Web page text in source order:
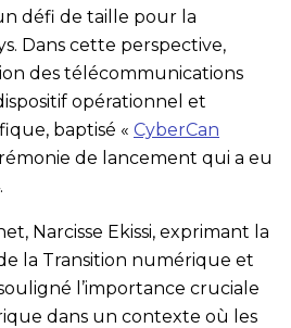
défi de taille pour la
Dans cette perspective,
des télécommunications
opérationnel et
baptisé « CyberCan
de lancement qui a eu
Narcisse Ekissi, exprimant la
la Transition numérique et
l’importance cruciale
dans un contexte où les